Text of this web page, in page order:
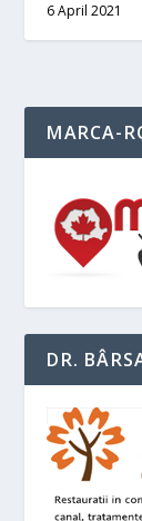
6 April 2021
MARCA-
DR.